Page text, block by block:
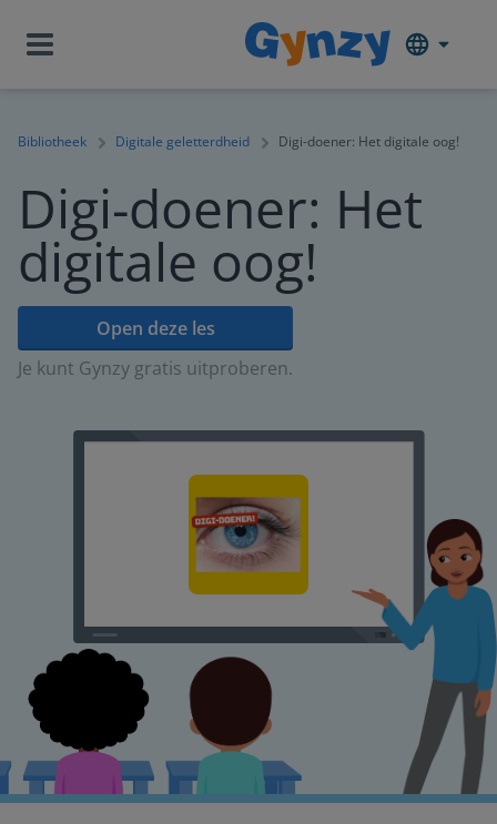
Bibliotheek Digitale geletterdheid Digi-doener: Het digitale oog!
Digi-doener: Het
digitale oog!
Open deze les
Je kunt Gynzy gratis uitproberen.